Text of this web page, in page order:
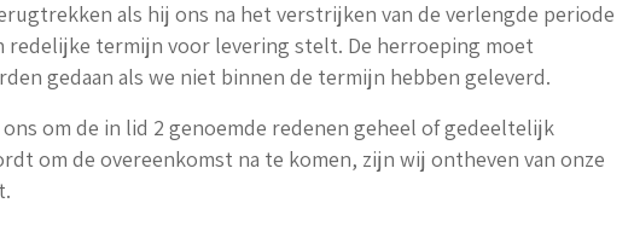
als hij ons na het verstrijken van de verlengde periode
redelijke termijn voor levering stelt. De herroeping moet
gedaan als we niet binnen de termijn hebben geleverd.
om de in lid 2 genoemde redenen geheel of gedeeltelijk
om de overeenkomst na te komen, zijn wij ontheven van onze